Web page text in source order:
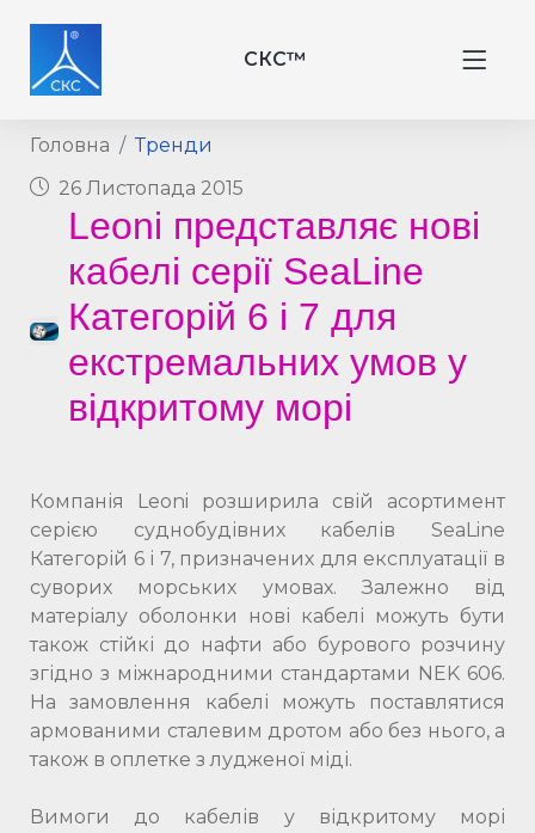
СКС™
Головна
Тренди
26 Листопада 2015
Leoni представляє нові
кабелі серії SeaLine
Категорій 6 і 7 для
екстремальних умов у
відкритому морі
Компанія Leoni розширила свій асортимент
серією суднобудівних кабелів SeaLine
Категорій 6 і 7, призначених для експлуатації в
суворих морських умовах. Залежно від
матеріалу оболонки нові кабелі можуть бути
також стійкі до нафти або бурового розчину
згідно з міжнародними стандартами NEK 606.
На замовлення кабелі можуть поставлятися
армованими сталевим дротом або без нього, а
також в оплетке з лудженої міді.
Вимоги до кабелів у відкритому морі